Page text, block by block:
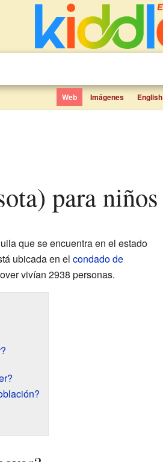
Web Imágenes English
para niños
que se encuentra en el estado
ubicada en el condado de
vivían 2938 personas.